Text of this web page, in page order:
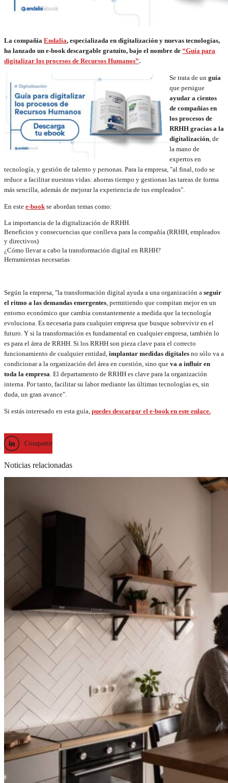
La compañía Endalia, especializada en digitalización y nuevas tecnologías,
ha lanzado un e-book descargable gratuito, bajo el nombre de “Guía para
digitalizar los procesos de Recursos Humanos”.
Se trata de un guía
que persigue
ayudar a cientos
de compañías en
los procesos de
RRHH gracias a la
digitalización, de
la mano de
expertos en
tecnología, y gestión de talento y personas. Para la empresa, "al final, todo se
reduce a facilitar nuestras vidas: ahorras tiempo y gestionas las tareas de forma
más sencilla, además de mejorar la experiencia de tus empleados".
En este e-book se abordan temas como:
La importancia de la digitalización de RRHH.
Beneficios y consecuencias que conlleva para la compañía (RRHH, empleados
y directivos)
¿Cómo llevar a cabo la transformación digital en RRHH?
Herramientas necesarias
Según la empresa, "la transformación digital ayuda a una organización a seguir
el ritmo a las demandas emergentes, permitiendo que compitan mejor en un
entorno económico que cambia constantemente a medida que la tecnología
evoluciona. Es necesaria para cualquier empresa que busque sobrevivir en el
futuro. Y si la transformación es fundamental en cualquier empresa, también lo
es para el área de RRHH. Si los RRHH son pieza clave para el correcto
funcionamiento de cualquier entidad, implantar medidas digitales no sólo va a
condicionar a la organización del área en cuestión, sino que va a influir en
toda la empresa. El departamento de RRHH es clave para la organización
interna. Por tanto, facilitar su labor mediante las últimas tecnologías es, sin
duda, un gran avance".
Si estás interesado en esta guía, puedes descargar el e-book en este enlace.
Compartir
Noticias relacionadas